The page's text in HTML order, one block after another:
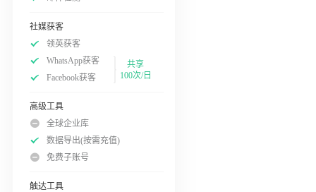
社媒获客
领英获客
WhatsApp获客
Facebook获客
共享
100次/日
高级工具
全球企业库
数据导出(按需充值)
免费子账号
触达工具